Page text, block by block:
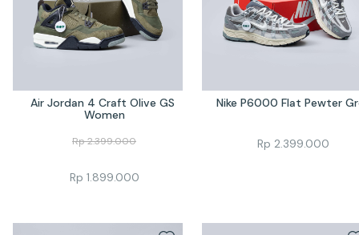
Air Jordan 4 Craft Olive GS
Women
Rp2.399.000
Rp 1.899.000
Nike P6000 Flat Pewter
Rp 2.399.000